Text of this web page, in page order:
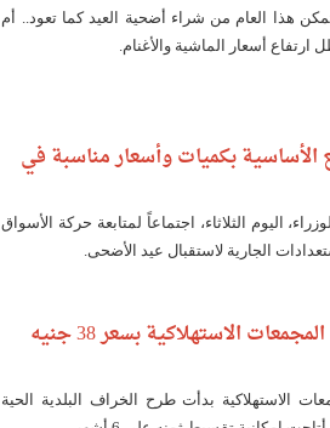
هذا العام من شراء أضحية العيد كما تعود.. أم
أسعار الماشية والأغنام.
الأساسية بكميات وأسعار مناسبة في
اليوم الثلاثاء، اجتماعاً لمتابعة حركة الأسواق
الجارية لاستقبال عيد الأضحى.
التموين تطرح خروف العيد في المجمعات الاستهلاكية بسعر 38 جنيه
الاستهلاكية بدأت طرح الخراف البلدية الحية